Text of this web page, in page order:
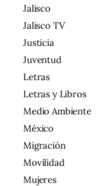
Jalisco
Jalisco TV
Justicia
Juventud
Letras
Letras y Libros
Medio Ambiente
México
Migración
Movilidad
Mujeres